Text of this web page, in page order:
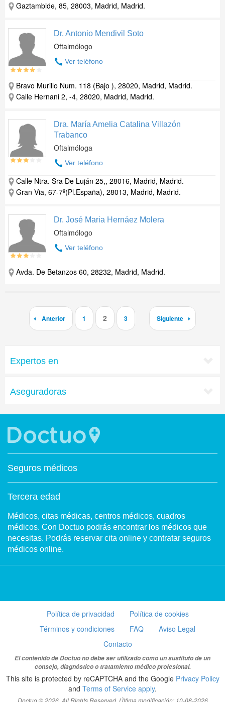
Gaztambide, 85, 28003, Madrid, Madrid.
Dr. Antonio Mendivil Soto
Oftalmólogo
Ver teléfono
Bravo Murillo Num. 118 (Bajo ), 28020, Madrid, Madrid.
Calle Hernani 2, -4, 28020, Madrid, Madrid.
Dra. María Amelia Catalina Villazón
Trabanco
Oftalmóloga
Ver teléfono
Calle Ntra. Sra De Luján 25,, 28016, Madrid, Madrid.
Gran Via, 67-7º(Pl.España), 28013, Madrid, Madrid.
Dr. José Maria Hernáez Molera
Oftalmólogo
Ver teléfono
Avda. De Betanzos 60, 28232, Madrid, Madrid.
Anterior 1 2 3 Siguiente
Expertos en
Aseguradoras
Seguros médicos
Tercera edad
Médicos, citas médicas, centros médicos, cuadros
médicos. Con Doctuo podrás encontrar los médicos que
necesitas. Podrás reservar cita online y contratar seguros
médicos online.
Política de privacidad
Política de cookies
Términos y condiciones
FAQ
Aviso Legal
Contacto
El contenido de Doctuo no debe ser utilizado como un sustituto de un
consejo, diagnóstico o tratamiento médico profesional.
This site is protected by reCAPTCHA and the Google Privacy Policy
and Terms of Service apply.
Doctuo © 2026. All Rights Reserved. Última modificación: 10-08-2026